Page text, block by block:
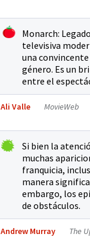
Monarch:
televisiva
una
género. Es un
entre el
Ali Valle MovieWeb
Si bien la
muchas
franquicia,
manera
embargo, los
de obstáculos.
Andrew Murray The